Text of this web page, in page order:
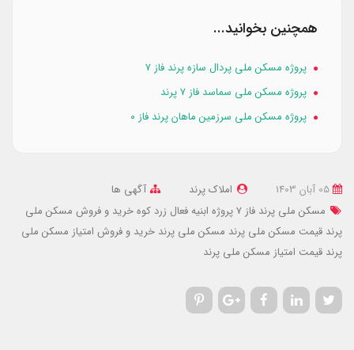
همچنین بخوانید...
پروژه مسکن ملی پردال سازه پرند فاز ۷
پروژه مسکن ملی سماسد فاز ۷ پرند
پروژه مسکن ملی سرزمین ماهان پرند فاز ۰
املاک پرند
آگهی ها
مسکن ملی پرند فاز 7 پروژه ابنیه فعال زرد کوه
خرید و فروش مسکن ملی
پرند قیمت مسکن ملی پرند مسکن ملی پرند خرید و فروش امتیاز مسکن ملی
پرند قیمت امتیاز مسکن ملی پرند